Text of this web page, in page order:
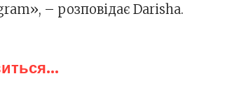
– розповідає Darisha.